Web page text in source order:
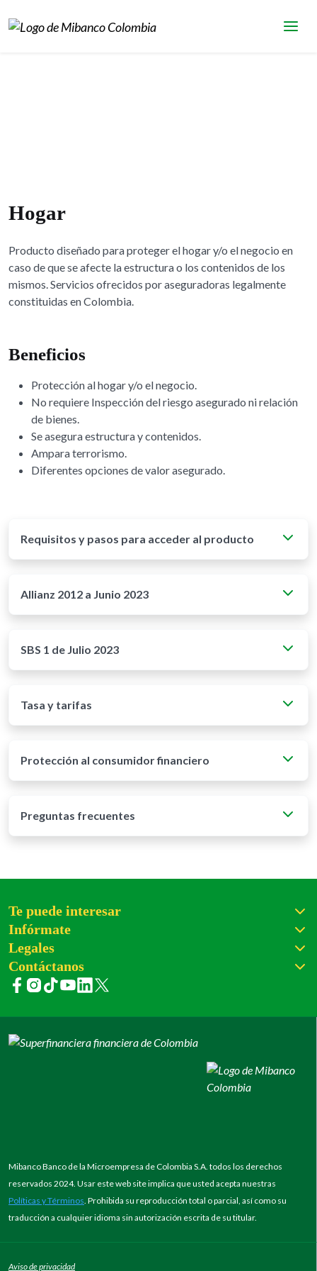
Hogar
Producto diseñado para proteger el hogar y/o el negocio en
caso de que se afecte la estructura o los contenidos de los
mismos. Servicios ofrecidos por aseguradoras legalmente
constituidas en Colombia.
Beneficios
Protección al hogar y/o el negocio.
No requiere Inspección del riesgo asegurado ni relación
de bienes.
Se asegura estructura y contenidos.
Ampara terrorismo.
Diferentes opciones de valor asegurado.
Requisitos y pasos para acceder al producto
Allianz 2012 a Junio 2023
SBS 1 de Julio 2023
Tasa y tarifas
Protección al consumidor financiero
Preguntas frecuentes
Te puede interesar
Infórmate
Legales
Contáctanos
Mibanco Banco de la Microempresa de Colombia S.A. todos los derechos
reservados 2024. Usar este web site implica que usted acepta nuestras
Políticas y Términos. Prohibida su reproducción total o parcial, así como su
traducción a cualquier idioma sin autorización escrita de su titular.
Aviso de privacidad